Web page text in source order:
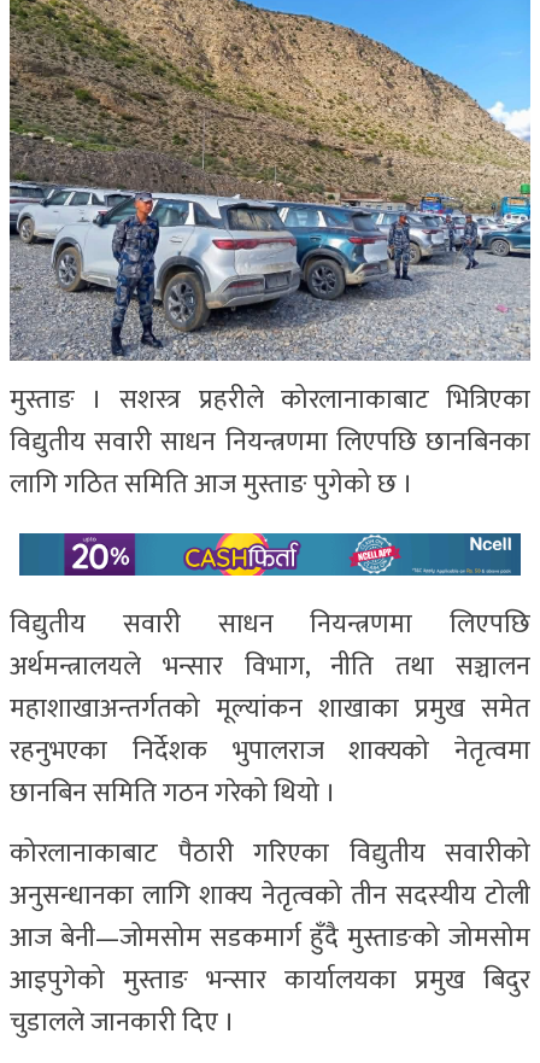
मुस्ताङ । सशस्त्र प्रहरीले कोरलानाकाबाट भित्रिएका
विद्युतीय सवारी साधन नियन्त्रणमा लिएपछि छानबिनका
लागि गठित समिति आज मुस्ताङ पुगेको छ ।
विद्युतीय सवारी साधन नियन्त्रणमा लिएपछि
अर्थमन्त्रालयले भन्सार विभाग, नीति तथा सञ्चालन
महाशाखाअन्तर्गतको मूल्यांकन शाखाका प्रमुख समेत
रहनुभएका निर्देशक भुपालराज शाक्यको नेतृत्वमा
छानबिन समिति गठन गरेको थियो ।
कोरलानाकाबाट पैठारी गरिएका विद्युतीय सवारीको
अनुसन्धानका लागि शाक्य नेतृत्वको तीन सदस्यीय टोली
आज बेनी—जोमसोम सडकमार्ग हुँदै मुस्ताङको जोमसोम
आइपुगेको मुस्ताङ भन्सार कार्यालयका प्रमुख बिदुर
चुडालले जानकारी दिए ।